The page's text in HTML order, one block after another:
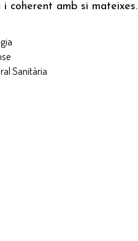
coherent amb si mateixes.
Sanitària